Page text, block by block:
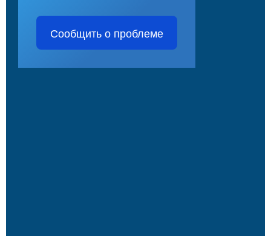
Сообщить о проблеме